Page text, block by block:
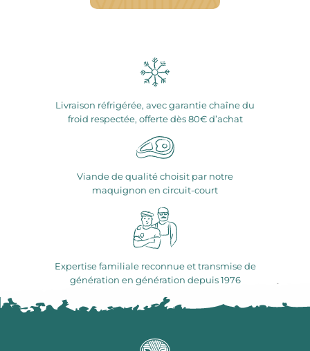
Livraison réfrigérée, avec garantie chaîne du
froid respectée, offerte dès 80€ d’achat
Viande de qualité choisit par notre
maquignon en circuit-court
Expertise familiale reconnue et transmise de
génération en génération depuis 1976